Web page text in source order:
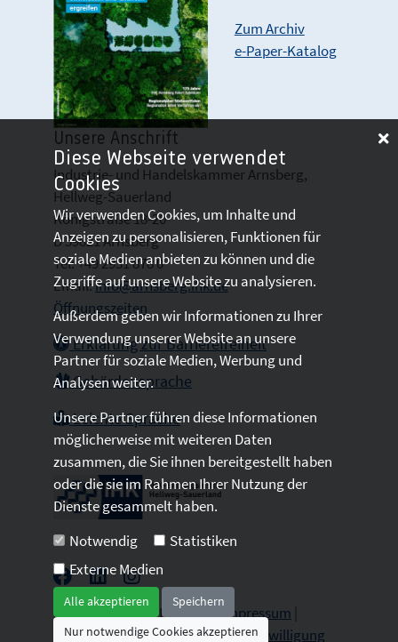
Zum Archiv
e-Paper-Katalog
Unsere Anschrift
Industrie- und Handelskammer Arnsberg,
Hellweg-Sauerland
Königstraße 18-20
D 59821 Arnsberg
Tel: +49 2931 878 0
Email:info@arnsberg.ihk.de
Öffnungszeiten
Erklärung zur Barrierefreiheit
Gebärdensprache
Leichte Sprache
2026 © All Rights Reserved.Impressum
Datenschutz|Sitemap|Cookie-Einwilligung
Diese Webseite verwendet
Cookies
Wir verwenden Cookies, um Inhalte und
Anzeigen zu personalisieren, Funktionen für
soziale Medien anbieten zu können und die
Zugriffe auf unsere Website zu analysieren.
Außerdem geben wir Informationen zu Ihrer
Verwendung unserer Website an unsere
Partner für soziale Medien, Werbung und
Analysen weiter.
Unsere Partner führen diese Informationen
möglicherweise mit weiteren Daten
zusammen, die Sie ihnen bereitgestellt haben
oder die sie im Rahmen Ihrer Nutzung der
Dienste gesammelt haben.
Notwendig
Statistiken
Externe Medien
Alle akzeptieren
Speichern
Nur notwendige Cookies akzeptieren